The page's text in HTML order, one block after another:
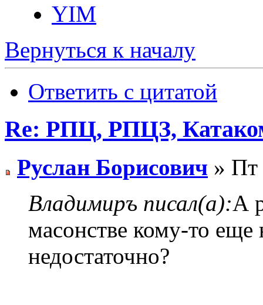
YIM
Вернуться к началу
Ответить с цитатой
Re: РПЦ, РПЦЗ,
Руслан Борисович » Пт
Владимиръ писал(а):А
масонстве кому-то еще
недостаточно?